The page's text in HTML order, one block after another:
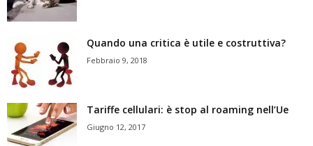
Quando una critica è utile e costruttiva?
Febbraio 9, 2018
Tariffe cellulari: è stop al roaming nell’Ue
Giugno 12, 2017